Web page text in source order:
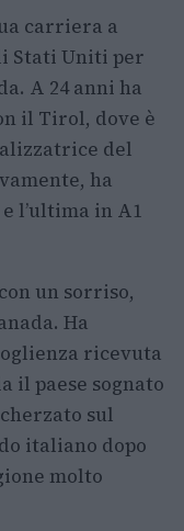
carriera a
Stati Uniti per
A 24 anni ha
il Tirol, dove è
del
ha
l’ultima in A1
un sorriso,
Ha
ricevuta
il paese sognato
sul
italiano dopo
molto